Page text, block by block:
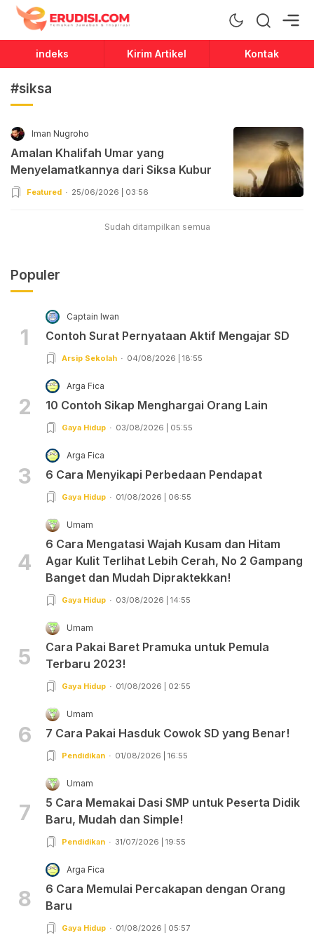
Erudisi
Temukan Jawaban dan Inspirasi
indeks Kirim Artikel Kontak
#siksa
Iman Nugroho
Amalan Khalifah Umar yang
Menyelamatkannya dari Siksa Kubur
Featured 25/06/2026 | 03:56
Sudah ditampilkan semua
Populer
1
Captain Iwan
Contoh Surat Pernyataan Aktif Mengajar SD
Arsip Sekolah 04/08/2026 | 18:55
2
Arga Fica
10 Contoh Sikap Menghargai Orang Lain
Gaya Hidup 03/08/2026 | 05:55
3
Arga Fica
6 Cara Menyikapi Perbedaan Pendapat
Gaya Hidup 01/08/2026 | 06:55
4
Umam
6 Cara Mengatasi Wajah Kusam dan Hitam
Agar Kulit Terlihat Lebih Cerah, No 2 Gampang
Banget dan Mudah Dipraktekkan!
Gaya Hidup 03/08/2026 | 14:55
5
Umam
Cara Pakai Baret Pramuka untuk Pemula
Terbaru 2023!
Gaya Hidup 01/08/2026 | 02:55
6
Umam
7 Cara Pakai Hasduk Cowok SD yang Benar!
Pendidikan 01/08/2026 | 16:55
7
Umam
5 Cara Memakai Dasi SMP untuk Peserta Didik
Baru, Mudah dan Simple!
Pendidikan 31/07/2026 | 19:55
8
Arga Fica
6 Cara Memulai Percakapan dengan Orang
Baru
Gaya Hidup 01/08/2026 | 05:57